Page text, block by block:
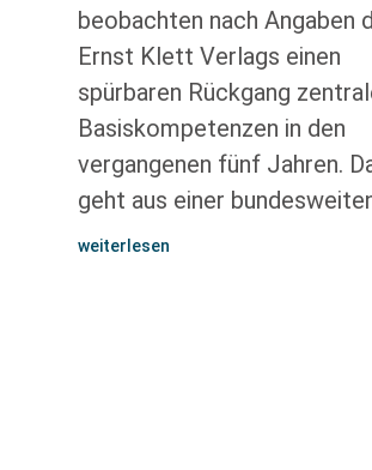
beobachten nach Angaben
Ernst Klett Verlags einen
spürbaren Rückgang
Basiskompetenzen in den
vergangenen fünf Jahren.
geht aus einer
weiterlesen